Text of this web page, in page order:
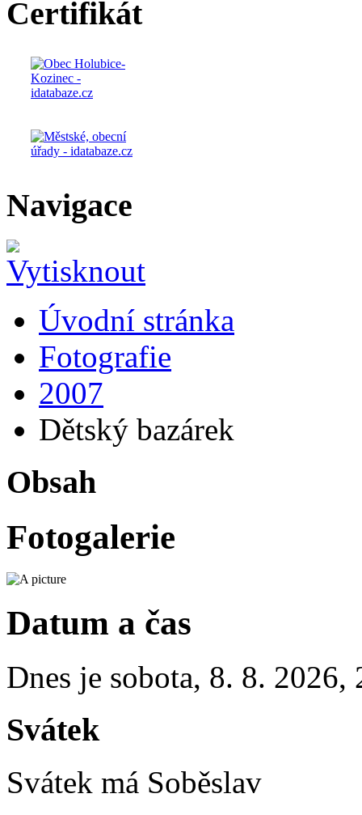
Certifikát
Navigace
Úvodní stránka
Fotografie
2007
Dětský bazárek
Obsah
Fotogalerie
Datum a čas
Dnes je sobota, 8. 8. 2026,
Svátek
Svátek má Soběslav